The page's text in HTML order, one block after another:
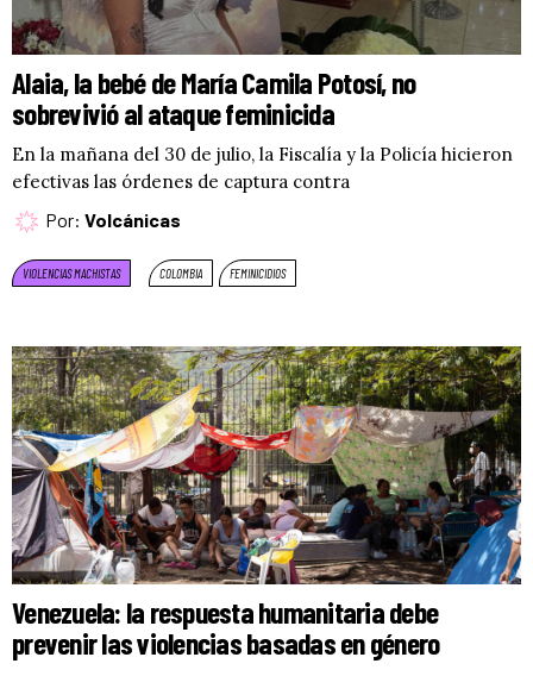
Alaia, la bebé de María Camila Potosí, no
sobrevivió al ataque feminicida
En la mañana del 30 de julio, la Fiscalía y la Policía hicieron
efectivas las órdenes de captura contra
Por: Volcánicas
VIOLENCIAS MACHISTAS COLOMBIA FEMINICIDIOS
Venezuela: la respuesta humanitaria debe
prevenir las violencias basadas en género